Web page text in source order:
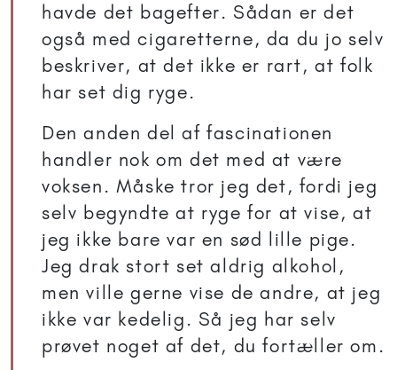
havde det bagefter. Sådan er det
også med cigaretterne, da du jo selv
beskriver, at det ikke er rart, at folk
har set dig ryge.
Den anden del af fascinationen
handler nok om det med at være
voksen. Måske tror jeg det, fordi jeg
selv begyndte at ryge for at vise, at
jeg ikke bare var en sød lille pige.
Jeg drak stort set aldrig alkohol,
men ville gerne vise de andre, at jeg
ikke var kedelig. Så jeg har selv
prøvet noget af det, du fortæller om.